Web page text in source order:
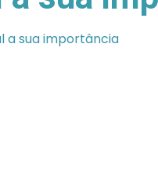
a sua importância